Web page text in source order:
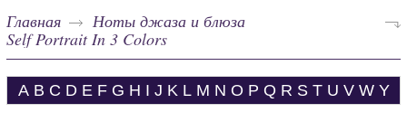
Главная
Ноты джаза и блюза
Self Portrait In 3 Colors
A B C D E F G H I J K L M N O P Q R S T U V W Y